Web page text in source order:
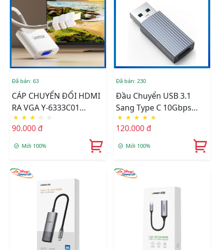
Đã bán: 63
CÁP CHUYỂN ĐỔI HDMI
RA VGA Y-6333C01
UNITEK
★ ★ ★ ☆ ☆
90.000 đ
Mới 100%
Đã bán: 230
Đầu Chuyển USB 3.1
Sang Type C 10Gbps
ORICO AH-AC10-GY
★ ★ ★ ★ ★
120.000 đ
Mới 100%